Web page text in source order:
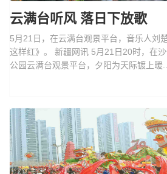
云满台听风 落日下放歌
5月21日，在云满台观景平台，音乐人刘
这样红》。 新疆网讯 5月21日20时，在
公园云满台观景平台，夕阳为天际镀上暖...